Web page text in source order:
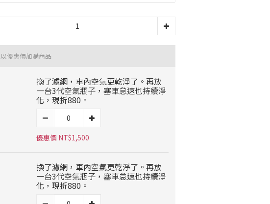
以優惠價加購商品
換了濾網，車內空氣更乾淨了。再放
一台3代空氣瓶子，塞車怠速也持續淨
化，現折880。
優惠價 NT$1,500
換了濾網，車內空氣更乾淨了。再放
一台3代空氣瓶子，塞車怠速也持續淨
化，現折880。